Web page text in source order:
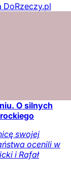
DoRzeczy.pl
O silnych
swojej
ocenili w
i Rafał